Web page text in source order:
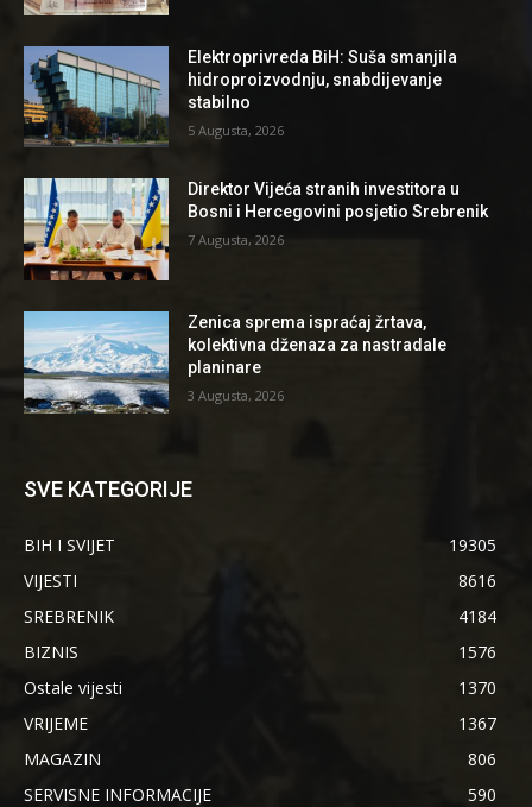
Elektroprivreda BiH: Suša smanjila
hidroproizvodnju, snabdijevanje
stabilno
5 Augusta, 2026
Direktor Vijeća stranih investitora u
Bosni i Hercegovini posjetio Srebrenik
7 Augusta, 2026
Zenica sprema ispraćaj žrtava,
kolektivna dženaza za nastradale
planinare
3 Augusta, 2026
SVE KATEGORIJE
BIH I SVIJET
19305
VIJESTI
8616
SREBRENIK
4184
BIZNIS
1576
Ostale vijesti
1370
VRIJEME
1367
MAGAZIN
806
SERVISNE INFORMACIJE
590